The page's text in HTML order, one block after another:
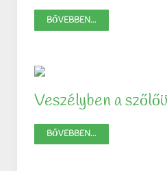
BŐVEBBEN...
Veszélyben a
BŐVEBBEN...